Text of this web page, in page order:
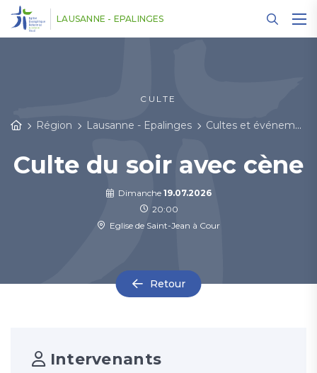
LAUSANNE - EPALINGES
CULTE
Région Lausanne - Epalinges Cultes et événements
Culte du soir avec cène
Dimanche 19.07.2026
20:00
Eglise de Saint-Jean à Cour
Retour
Intervenants
Panneau de gestion des cookies